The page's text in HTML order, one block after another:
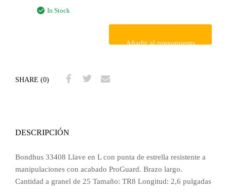
In Stock
Añadir al presupuesto
SHARE (0)
DESCRIPCIÓN
Bondhus 33408 Llave en L con punta de estrella resistente a
manipulaciones con acabado ProGuard. Brazo largo.
Cantidad a granel de 25 Tamaño: TR8 Longitud: 2,6 pulgadas